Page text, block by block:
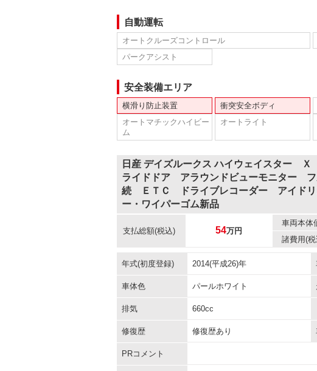
自動運転
オートクルーズコントロール
パークアシスト
安全装備エリア
横滑り防止装置 衝突安全ボディ
オートマチックハイビー
ム
オートライト
日産 デイズルークス ハイウェイスター
ライドドア アラウンドビューモニター
続 ＥＴＣ ドライブレコーダー アイドリ
ー・ワイパーゴム新品
支払総額(税込) 54万円
車両本体
諸費用(
年式(初度登録) 2014(平成26)年
車体色 パールホワイト
排気 660cc
修復歴 修復歴あり
PRコメント